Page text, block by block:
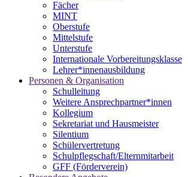
Fächer
MINT
Oberstufe
Mittelstufe
Unterstufe
Internationale Vorbereitungsklasse
Lehrer*innenausbildung
Personen & Organisation
Schulleitung
Weitere Ansprechpartner*innen
Kollegium
Sekretariat und Hausmeister
Silentium
Schülervertretung
Schulpflegschaft/Elternmitarbeit
GFF (Förderverein)